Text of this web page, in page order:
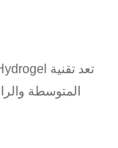
المتوسطة